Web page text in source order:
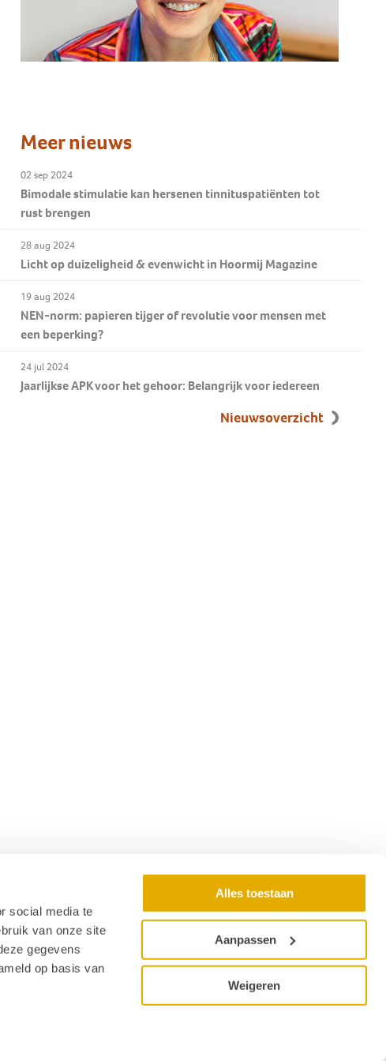
social media te
van onze site
gegevens
op basis van
Alles toestaan
Aanpassen
Weigeren
Hoortoestel in vijf stappen
Wat als evenwicht niet
vanzelfsprekend is?
Tinnitus en op zoek naar een
oplossing
Hoormij∙NVVS helpt je verder op
Alles over cholesteatoom
Help hyperacusis op de kaart te
Onze ambassadeurs
Geweldig dat deze ambassadeurs
Meer nieuws
02 sep 2024
Bimodale stimulatie kan hersenen tinnituspatiënten tot
rust brengen
28 aug 2024
Licht op duizeligheid & evenwicht in Hoormij Magazine
19 aug 2024
NEN-norm: papieren tijger of revolutie voor mensen met
een beperking?
24 jul 2024
Jaarlijkse APK voor het gehoor: Belangrijk voor iedereen
Nieuwsoverzicht